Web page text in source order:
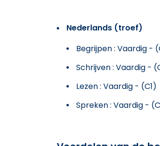
Nederlands (troef)
Begrijpen : Vaardig -
Schrijven : Vaardig -
Lezen : Vaardig - (C1)
Spreken : Vaardig -